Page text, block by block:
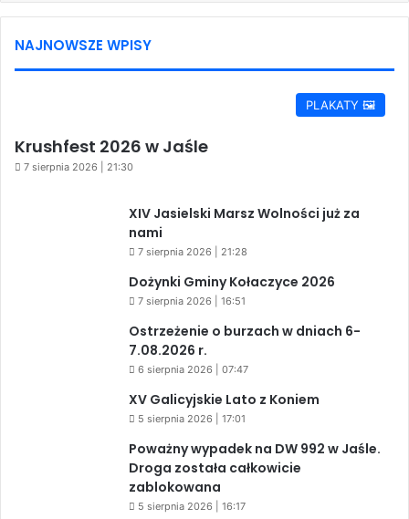
NAJNOWSZE WPISY
PLAKATY 🖼️
Krushfest 2026 w Jaśle
7 sierpnia 2026 | 21:30
XIV Jasielski Marsz Wolności już za
nami
7 sierpnia 2026 | 21:28
Dożynki Gminy Kołaczyce 2026
7 sierpnia 2026 | 16:51
Ostrzeżenie o burzach w dniach 6-
7.08.2026 r.
6 sierpnia 2026 | 07:47
XV Galicyjskie Lato z Koniem
5 sierpnia 2026 | 17:01
Poważny wypadek na DW 992 w Jaśle.
Droga została całkowicie
zablokowana
5 sierpnia 2026 | 16:17